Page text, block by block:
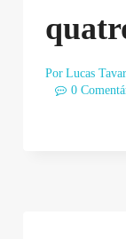
Por Lucas
0